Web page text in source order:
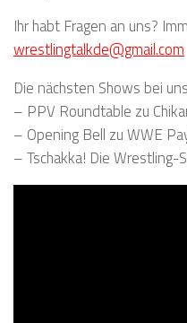
Ihr habt Fragen an uns?
wrestlingtalkde@gmail.com
Die nächsten Shows bei
– PPV Roundtable zu
– Opening Bell zu WWE
– Tschakka! Die Wrestling-